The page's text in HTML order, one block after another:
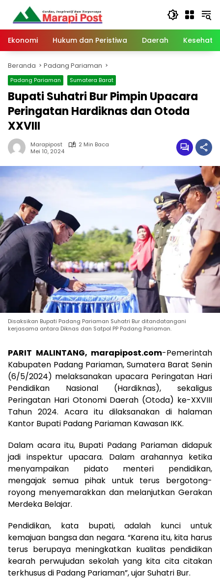
Langsung
konten
Ekonomi
Hukum dan Peristiwa Daerah
Beranda Padang Pariaman
Padang Pariaman Sumatera Barat
Bupati Suhatri Bur Pimpin Upacara
Peringatan Hardiknas dan Otoda
XXVIII
Marapipost
2 Min Baca
Mei 10, 2024
Disaksikan Bupati Padang Pariaman Suhatri Bur ditandatangani
kerjasama antara Diknas dan Satpol PP Padang Pariaman.
PARIT MALINTANG, marapipost.com-Pemerintah
Kabupaten Padang Pariaman, Sumatera Barat Senin
(6/5/2024) melaksanakan upacara Peringatan Hari
Pendidikan Nasional (Hardiknas), sekaligus
Peringatan Hari Otonomi Daerah (Otoda) ke-XXVIII
Tahun 2024. Acara itu dilaksanakan di halaman
Kantor Bupati Padang Pariaman Kawasan IKK.
Dalam acara itu, Bupati Padang Pariaman didapuk
jadi inspektur upacara. Dalam arahannya ketika
menyampaikan pidato menteri pendidikan,
mengajak semua pihak untuk terus bergotong-
royong menyemarakkan dan melanjutkan Gerakan
Merdeka Belajar.
Pendidikan, kata bupati, adalah kunci untuk
kemajuan bangsa dan negara. “Karena itu, kita harus
terus berupaya meningkatkan kualitas pendidikan
kearah perwujudan sekolah yang kita cita citakan
terkhusus di Padang Pariaman”, ujar Suhatri Bur.